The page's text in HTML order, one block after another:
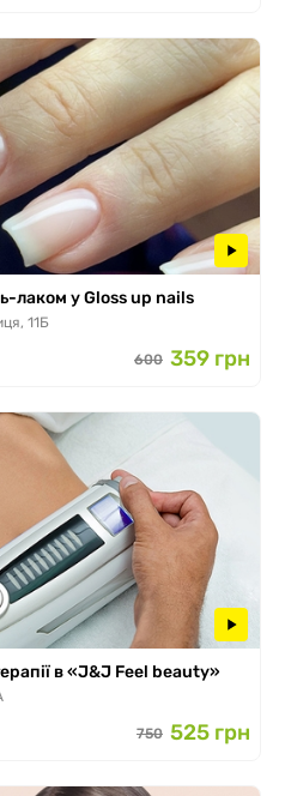
лаком у Gloss up nails
11Б
600 359 грн
в «J&J Feel beauty»
750 525 грн